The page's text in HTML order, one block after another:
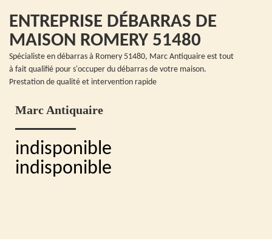
ENTREPRISE DÉBARRAS DE
MAISON ROMERY 51480
Spécialiste en débarras à Romery 51480, Marc Antiquaire est tout
à fait qualifié pour s'occuper du débarras de votre maison.
Prestation de qualité et intervention rapide
Marc Antiquaire
indisponible
indisponible